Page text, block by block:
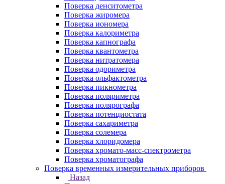
Поверка денситометра
Поверка жиромера
Поверка иономера
Поверка калориметра
Поверка капнографа
Поверка квантометра
Поверка нитратомера
Поверка одориметра
Поверка ольфактометра
Поверка пикнометра
Поверка поляриметра
Поверка полярографа
Поверка потенциостата
Поверка сахариметра
Поверка солемера
Поверка хлоридомера
Поверка хромато-масс-спектрометра
Поверка хроматографа
Поверка временных измерительных приборов
Назад